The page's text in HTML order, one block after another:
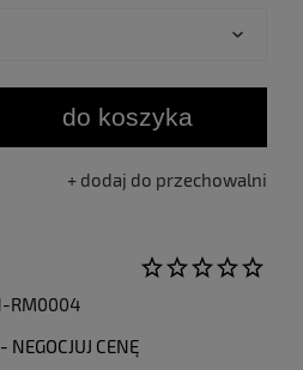
do koszyka
dodaj do przechowalni
RM0004
NEGOCJUJ CENĘ